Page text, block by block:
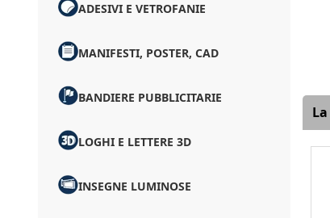
ADESIVI E VETROFANIE
MANIFESTI, POSTER, CAD
BANDIERE PUBBLICITARIE
LOGHI E LETTERE 3D
INSEGNE LUMINOSE